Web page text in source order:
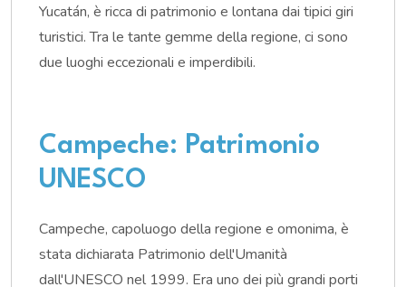
Yucatán, è ricca di patrimonio e lontana dai tipici giri
turistici. Tra le tante gemme della regione, ci sono
due luoghi eccezionali e imperdibili.
Campeche: Patrimonio
UNESCO
Campeche, capoluogo della regione e omonima, è
stata dichiarata Patrimonio dell'Umanità
dall'UNESCO nel 1999. Era uno dei più grandi porti